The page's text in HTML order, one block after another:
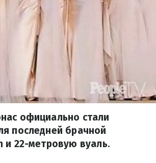
официально стали
последней брачной
и 22-метровую вуаль.